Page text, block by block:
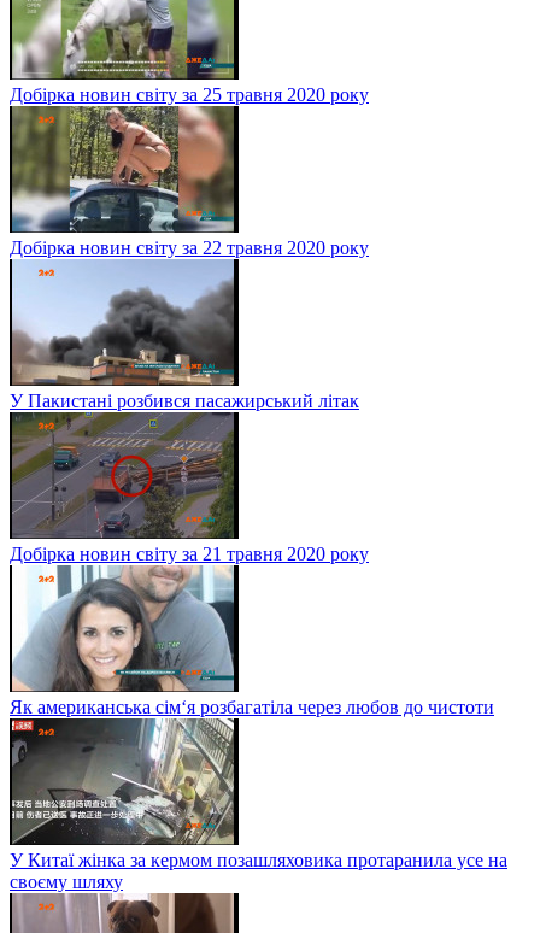
Добірка новин світу за 25 травня 2020 року
Добірка новин світу за 22 травня 2020 року
У Пакистані розбився пасажирський літак
Добірка новин світу за 21 травня 2020 року
Як американська сім‘я розбагатіла через любов до чистоти
У Китаї жінка за кермом позашляховика протаранила усе на
своєму шляху